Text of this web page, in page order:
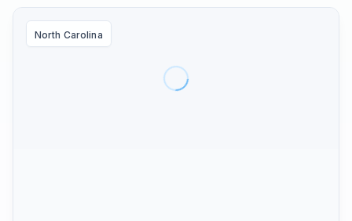
North Carolina